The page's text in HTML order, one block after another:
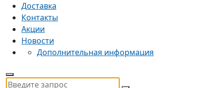
Доставка
Контакты
Акции
Новости
Дополнительная информация